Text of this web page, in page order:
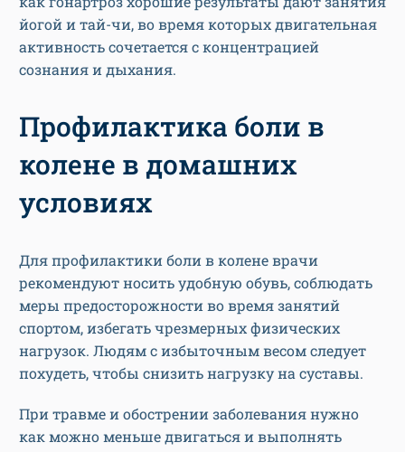
йогой и тай-чи, во время которых двигательная
активность сочетается с концентрацией
сознания и дыхания.
Профилактика боли в
колене в домашних
условиях
Для профилактики боли в колене врачи
рекомендуют носить удобную обувь, соблюдать
меры предосторожности во время занятий
спортом, избегать чрезмерных физических
нагрузок. Людям с избыточным весом следует
похудеть, чтобы снизить нагрузку на суставы.
При травме и обострении заболевания нужно
как можно меньше двигаться и выполнять